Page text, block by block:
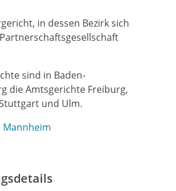
in dessen Bezirk sich
sind in Baden-
die Amtsgerichte Freiburg,
und Ulm.